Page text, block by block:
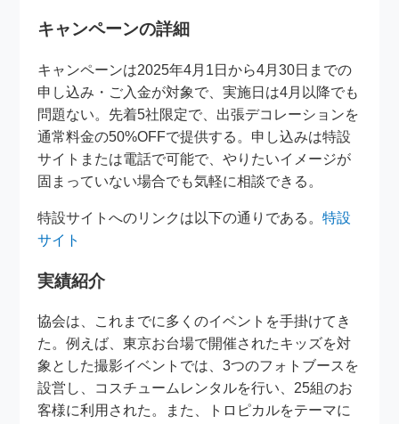
キャンペーンの詳細
キャンペーンは2025年4月1日から4月30日までの
申し込み・ご入金が対象で、実施日は4月以降でも
問題ない。先着5社限定で、出張デコレーションを
通常料金の50%OFFで提供する。申し込みは特設
サイトまたは電話で可能で、やりたいイメージが
固まっていない場合でも気軽に相談できる。
特設サイトへのリンクは以下の通りである。特設
サイト
実績紹介
協会は、これまでに多くのイベントを手掛けてき
た。例えば、東京お台場で開催されたキッズを対
象とした撮影イベントでは、3つのフォトブースを
設営し、コスチュームレンタルを行い、25組のお
客様に利用された。また、トロピカルをテーマに